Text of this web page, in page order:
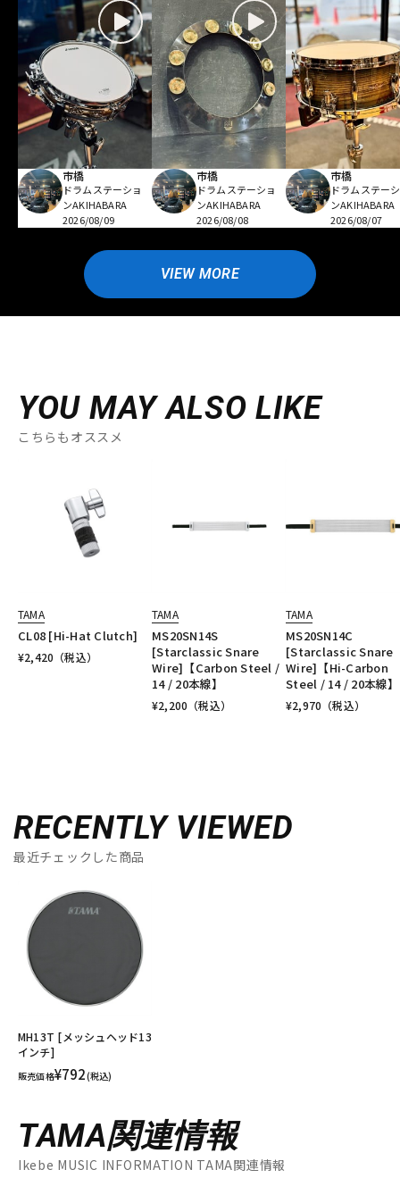
市橋
ドラムステーショ
ンAKIHABARA
2026/08/09
市橋
ドラムステーショ
ンAKIHABARA
2026/08/08
市橋
ドラムステー
ンAKIHABARA
2026/08/07
VIEW MORE
YOU MAY ALSO LIKE
こちらもオススメ
TAMA
CL08 [Hi-Hat Clutch]
¥2,420 （税込）
TAMA
MS20SN14S
[Starclassic Snare
Wire]【Carbon Steel /
14 / 20本線】
¥2,200 （税込）
TAMA
MS20SN14C
[Starclassic Snare
Wire]【Hi-Carbon
Steel / 14 / 20本線】
¥2,970 （税込）
RECENTLY VIEWED
最近チェックした商品
MH13T [メッシュヘッド13
インチ]
販売価格¥792(税込)
TAMA関連情報
Ikebe MUSIC INFORMATION TAMA関連情報